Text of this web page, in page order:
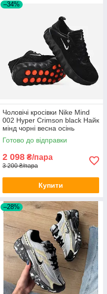
–34%
Чоловічі кросівки Nike Mind
002 Hyper Crimson black Найк
мінд чорні весна осінь
демісезон
Готово до відправки
2 098 ₴/пара
3 200 ₴/пара
Купити
–28%